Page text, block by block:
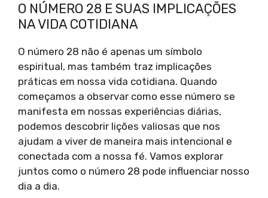
O NÚMERO 28 E SUAS IMPLICAÇÕES
NA VIDA COTIDIANA
O número 28 não é apenas um símbolo
espiritual, mas também traz implicações
práticas em nossa vida cotidiana. Quando
começamos a observar como esse número se
manifesta em nossas experiências diárias,
podemos descobrir lições valiosas que nos
ajudam a viver de maneira mais intencional e
conectada com a nossa fé. Vamos explorar
juntos como o número 28 pode influenciar nosso
dia a dia.